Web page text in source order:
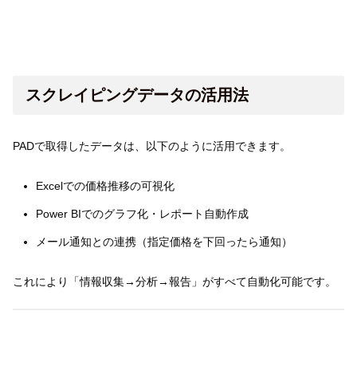
スクレイピングデータの活用法
PADで取得したデータは、以下のように活用できます。
Excelでの価格推移の可視化
Power BIでのグラフ化・レポート自動作成
メール通知との連携（指定価格を下回ったら通知）
これにより「情報収集→分析→報告」がすべて自動化可能です。